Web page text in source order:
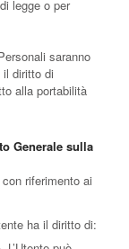
legge o per
saranno
diritto di
alla portabilità
Generale sulla
riferimento ai
ha il diritto di: